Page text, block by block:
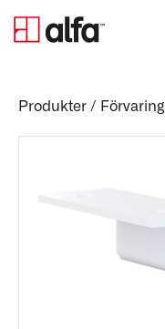
Produkter / Förvaring